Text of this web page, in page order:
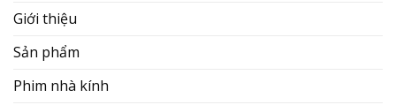
Giới thiệu
Sản phẩm
Phim nhà kính